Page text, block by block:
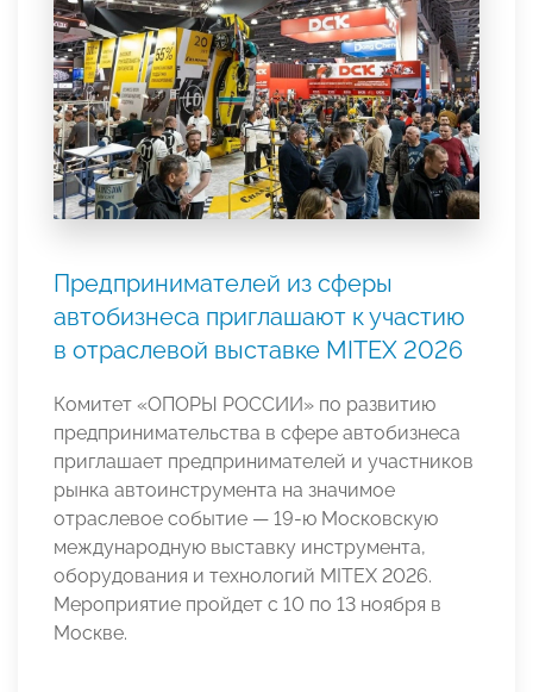
Предпринимателей из сферы
автобизнеса приглашают к участию
в отраслевой выставке MITEX 2026
Комитет «ОПОРЫ РОССИИ» по развитию
предпринимательства в сфере автобизнеса
приглашает предпринимателей и участников
рынка автоинструмента на значимое
отраслевое событие — 19-ю Московскую
международную выставку инструмента,
оборудования и технологий MITEX 2026.
Мероприятие пройдет с 10 по 13 ноября в
Москве.